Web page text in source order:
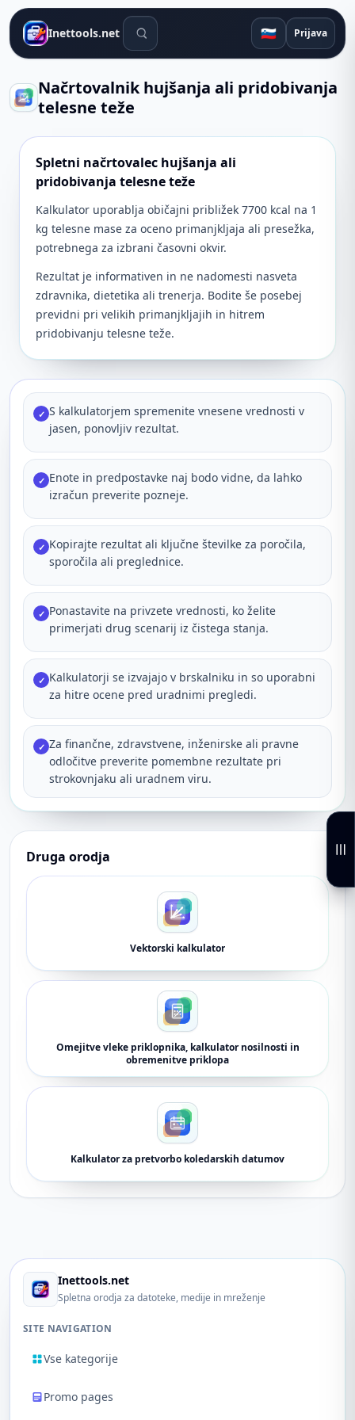
Inettools.net Orodja za iskanje 🇸🇮 Prijava
Načrtovalnik hujšanja ali pridobivanja
telesne teže
Spletni načrtovalec hujšanja ali
pridobivanja telesne teže
Kalkulator uporablja običajni približek 7700 kcal na 1
kg telesne mase za oceno primanjkljaja ali presežka,
potrebnega za izbrani časovni okvir.
Rezultat je informativen in ne nadomesti nasveta
zdravnika, dietetika ali trenerja. Bodite še posebej
previdni pri velikih primanjkljajih in hitrem
pridobivanju telesne teže.
✓ S kalkulatorjem spremenite vnesene vrednosti v
jasen, ponovljiv rezultat.
✓ Enote in predpostavke naj bodo vidne, da lahko
izračun preverite pozneje.
✓ Kopirajte rezultat ali ključne številke za poročila,
sporočila ali preglednice.
✓ Ponastavite na privzete vrednosti, ko želite
primerjati drug scenarij iz čistega stanja.
✓ Kalkulatorji se izvajajo v brskalniku in so uporabni
za hitre ocene pred uradnimi pregledi.
✓ Za finančne, zdravstvene, inženirske ali pravne
odločitve preverite pomembne rezultate pri
strokovnjaku ali uradnem viru.
Druga orodja
Vektorski kalkulator
Omejitve vleke priklopnika, kalkulator nosilnosti in
obremenitve priklopa
Kalkulator za pretvorbo koledarskih datumov
Inettools.net
Spletna orodja za datoteke, medije in mreženje
SITE NAVIGATION
Vse kategorije
Promo pages